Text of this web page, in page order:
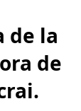
de la
de